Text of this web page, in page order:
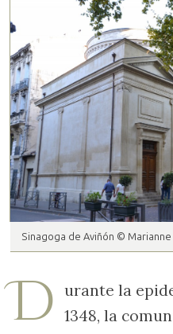
Sinagoga de Aviñón ©
D urante la
1348, la